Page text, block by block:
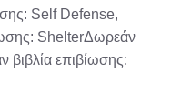
Self Defense,
ShelterΔωρεάν
βιβλία επιβίωσης: